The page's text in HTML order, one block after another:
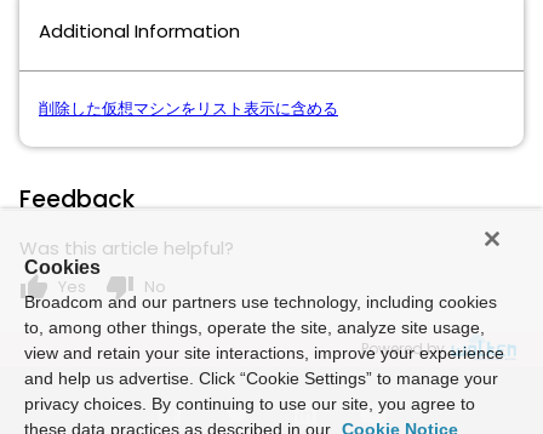
Additional Information
削除した仮想マシンをリスト表示に含める
Feedback
Was this article helpful?
thumb_up Yes thumb_down No
Powered by
Cookies
Broadcom and our partners use technology, including cookies
to, among other things, operate the site, analyze site usage,
view and retain your site interactions, improve your experience
and help us advertise. Click “Cookie Settings” to manage your
privacy choices. By continuing to use our site, you agree to
these data practices as described in our Cookie Notice